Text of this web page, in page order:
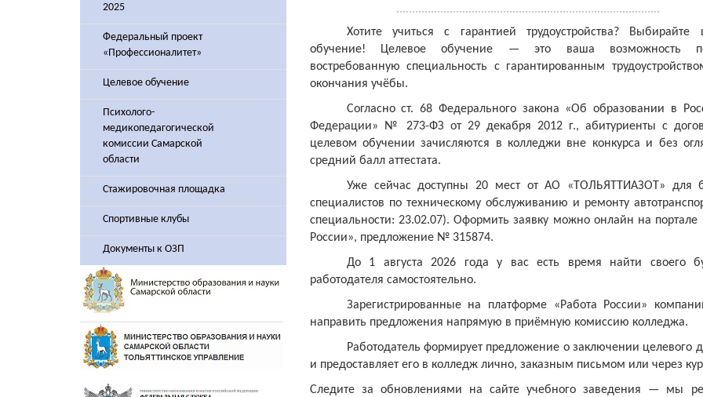
2025
Федеральный проект
«Профессионалитет»
Целевое обучение
Психолого-
медикопедагогической
комиссии Самарской
области
Стажировочная площадка
Спортивные клубы
Документы к ОЗП
Хотите учиться с гарантией трудоустройства? Выбирайте
обучение! Целевое обучение — это ваша возможность
востребованную специальность с гарантированным
окончания учёбы.
Согласно ст. 68 Федерального закона «Об образовании в
Федерации» № 273-ФЗ от 29 декабря 2012 г., абитуриенты с
целевом обучении зачисляются в колледжи вне конкурса и без
средний балл аттестата.
Уже сейчас доступны 20 мест от АО «ТОЛЬЯТТИАЗОТ» для
специалистов по техническому обслуживанию и ремонту
специальности: 23.02.07). Оформить заявку можно онлайн на портале
России», предложение № 315874.
До 1 августа 2026 года у вас есть время найти своего
работодателя самостоятельно.
Зарегистрированные на платформе «Работа России»
направить предложения напрямую в приёмную комиссию колледжа.
Работодатель формирует предложение о заключении целевого
и предоставляет его в колледж лично, заказным письмом или через
Следите за обновлениями на сайте учебного заведения — мы